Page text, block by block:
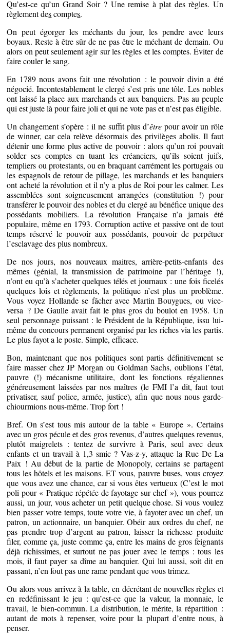
Qu’est-ce qu’un Grand Soir ? Une remise à plat des règles. Un
règlement descomptes.
On peut égorger les méchants du jour, les pendre avec leurs
boyaux. Reste à être sûr de ne pas être le méchant de demain. Ou
alors on peut seulement agir sur les règles et les comptes. Éviter de
faire couler le sang.
En 1789 nous avons fait une révolution : le pouvoir divin a été
négocié. Incontestablement le clergé s’est pris une tôle. Les nobles
ont laissé la place aux marchands et aux banquiers. Pas au peuple
qui est juste là pour faire joli et qui ne vote pas et n’est pas éligible.
Un changement s’opère : il ne suffit plus d’êtrepour avoir un rôle
de winner, car cela relève désormais des privilèges abolis. Il faut
détenir une forme plus active de pouvoir : alors qu’un roi pouvait
solder ses comptes en tuant les créanciers, qu’ils soient juifs,
templiers ou protestants, ou en braquant carrément les portugais ou
les espagnols de retour de pillage, les marchands et les banquiers
ont acheté la révolution et il n’y a plus de Roi pour les calmer. Les
assemblées sont soigneusement arrangées (constitution !) pour
transférer le pouvoir des nobles et du clergé au bénéfice unique des
possédants mobiliers. La révolution Française n’a jamais été
populaire, même en 1793. Corruption active et passive ont de tout
temps réservé le pouvoir aux possédants, pouvoir de perpétuer
l’esclavage des plus nombreux.
De nos jours, nos nouveaux maitres, arrière-petits-enfants des
mêmes (génial, la transmission de patrimoine par l’héritage !),
n’ont eu qu’à s’acheter quelques télés et journaux : une fois ficelés
quelques lois et règlements, la politique n’est plus un problème.
Vous voyez Hollande se fâcher avec Martin Bouygues, ou vice-
versa ? De Gaulle avait fait le plus gros du boulot en 1958. Un
seul personnage puissant : le Président de la République, issu lui-
même du concours permanent organisé par les riches via les partis.
Le plus fayot a le poste. Simple, efficace.
Bon, maintenant que nos politiques sont partis définitivement se
faire masser chez JP Morgan ou Goldman Sachs, oublions l’état,
pauvre (!) mécanisme utilitaire, dont les fonctions régaliennes
généreusement laissées par nos maîtres (le FMI l’a dit, faut tout
privatiser, sauf police, armée, justice), afin que nous nous garde-
chiourmions nous-même. Trop fort !
Bref. On s’est tous mis autour de la table « Europe ». Certains
avec un gros pécule et des gros revenus, d’autres quelques revenus,
plutôt maigrelets : tentez de survivre à Paris, seul avec deux
enfants et un travail à 1,3 smic ? Vas-z-y, attaque la Rue De La
Paix ! Au début de la partie de Monopoly, certains se partagent
tous les hôtels et les maisons. ET vous, pauvre buses, vous croyez
que vous avez une chance, car si vous êtes vertueux (C’est le mot
poli pour « Pratique répétée de fayotage sur chef »), vous pourrez
aussi, un jour, vous acheter un petit quelque chose. Si vous voulez
bien passer votre temps, toute votre vie, à fayoter avec un chef, un
patron, un actionnaire, un banquier. Obéir aux ordres du chef, ne
pas prendre trop d’argent au patron, laisser la richesse produite
filer, comme ça, juste comme ça, entre les mains de gros feignants
déjà richissimes, et surtout ne pas jouer avec le temps : tous les
mois, il faut payer sa dîme au banquier. Qui lui aussi, soit dit en
passant, n’en fout pas une rame pendant que vous trimez.
Ou alors vous arrivez à la table, en décrétant de nouvelles règles et
en redéfinissant le jeu : qu’est-ce que la valeur, la monnaie, le
travail, le bien-commun. La distribution, le mérite, la répartition :
autant de mots à repenser, voire pour la plupart d’entre nous, à
penser.